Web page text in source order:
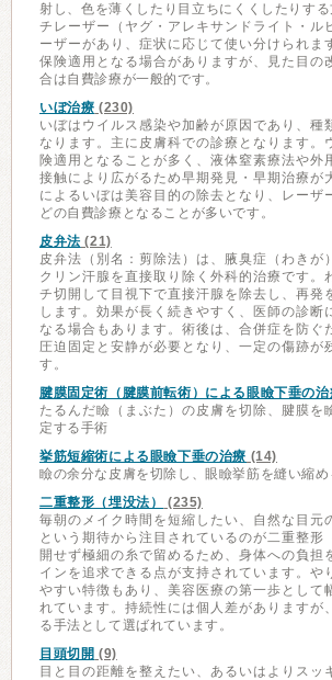
射し、色を薄くしたり目立ちにくくしたりす
チレーザー（ヤグ・アレキサンドライト・ル
ーザーがあり、症状に応じて使い分けられま
保険適用となる場合がありますが、見た目の
合は自費診療が一般的です。
いぼ治療 (230)
いぼはウイルス感染や加齢が原因であり、種
なります。主に皮膚科での診療となります。
険適用となることが多く、液体窒素療法や外
接触により広がるため早期発見・早期治療が
によるいぼは美容目的の除去となり、レーザ
どの自費診療となることが多いです。
皮弁法 (21)
皮弁法（別名：剪除法）は、腋臭症（わきが
クリン汗腺を直接取り除く外科的治療です。
チ切開して目視下で直接汗腺を除去し、再発
します。効果が長く続きやすく、医師の診断
なる場合もあります。術後は、合併症を防ぐ
圧迫固定と安静が必要となり、一定の傷跡が
す。
腱膜固定術（腱膜前転術）による眼瞼下垂の治
たるんだ瞼（まぶた）の皮膚を切除、腱膜を
定する手術
挙筋短縮術による眼瞼下垂の治療 (14)
瞼の余分な皮膚を切除し、眼瞼挙筋を縫い縮め
二重整形（埋没法）
(235)
毎朝のメイク時間を短縮したい、自然な目元
という期待から注目されているのが二重整形
開せず極細の糸で留めるため、身体への負担
インを追求できる点が支持されています。や
やすい特徴もあり、美容医療の第一歩として
れています。持続性には個人差がありますが
る手法として選ばれています。
目頭切開 (9)
目と目の距離を整えたい、あるいはよりスッ